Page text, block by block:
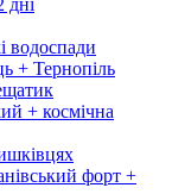
дні
водоспади
+ Тернопіль
+ космічна
форт +